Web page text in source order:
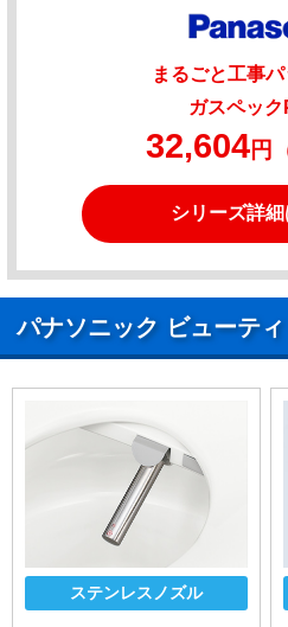
まるごと工事パ
ガスペッ
32,604円
シリーズ詳
パナソニック ビューテ
ステンレスノズル